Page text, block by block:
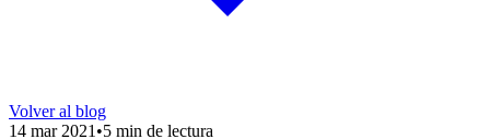
Volver al blog
14 mar 2021 •5 min de lectura